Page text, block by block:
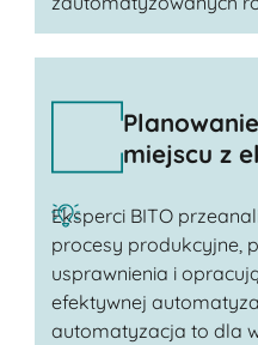
miejscu z
Eksperci BITO
procesy produkcyjne,
usprawnienia i
efektywnej
automatyzacja to dla